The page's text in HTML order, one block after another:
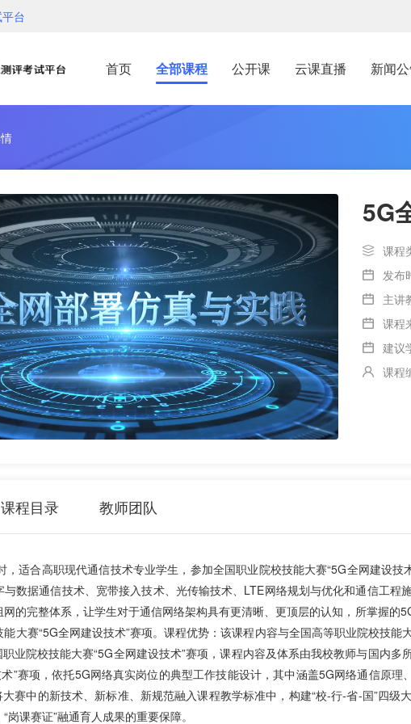
台
首页 全部课程 公开课 云课直播 新闻
5G
课程
发布
主讲
课程
建议
课程
课程目录 教师团队
合高职现代通信技术专业学生，参加全国职业院校技能大赛“5G全网建设技
数据通信技术、宽带接入技术、光传输技术、LTE网络规划与优化和通信工
的完整体系，让学生对于通信网络架构具有更清晰、更顶层的认知，所掌握
大赛“5G全网建设技术”赛项。课程优势：该课程内容与全国高等职业院校技
业院校技能大赛“5G全网建设技术”赛项，课程内容及体系由我校教师与国内
”赛项，依托5G网络真实岗位的典型工作技能设计，其中涵盖5G网络通信原
赛中的新技术、新标准、新规范融入课程教学标准中，构建“校-行-省-国”四
岗课赛证”融通育人成果的重要保障。